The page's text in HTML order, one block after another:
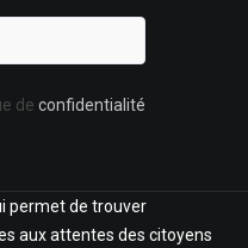
de confidentialité
permet de trouver
aux attentes des citoyens